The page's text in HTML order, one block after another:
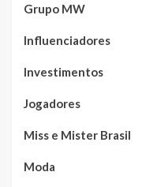
Grupo MW
Influenciadores
Investimentos
Jogadores
Miss e Mister Brasil
Moda